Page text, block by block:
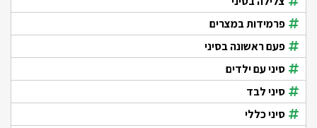
פרמידות במצרים
פעם ראשונה בסיני
סיני עם ילדים
סיני לבד
סיני כללי